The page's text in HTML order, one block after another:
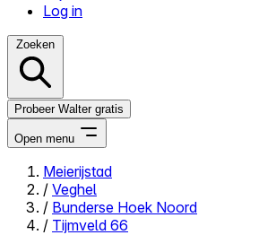
Log in
Zoeken
Probeer Walter gratis
Open menu
Close menu
Meierijstad
/ Veghel
/ Bunderse Hoek Noord
/ Tijmveld 66